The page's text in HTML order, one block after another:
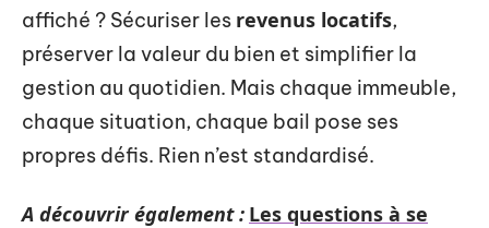
affiché ? Sécuriser les revenus locatifs,
préserver la valeur du bien et simplifier la
gestion au quotidien. Mais chaque immeuble,
chaque situation, chaque bail pose ses
propres défis. Rien n’est standardisé.
A découvrir également : Les questions à se